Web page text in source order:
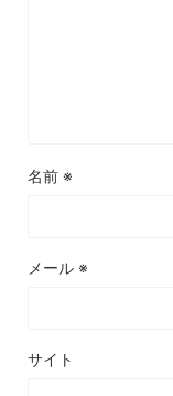
名前 ※
メール ※
サイト